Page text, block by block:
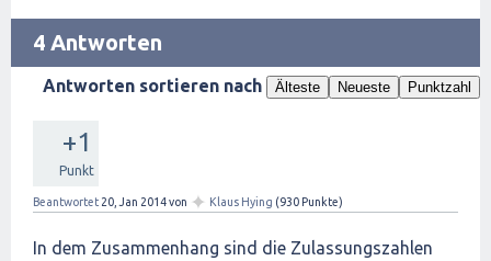
4 Antworten
Antworten sortieren nach Älteste Neueste Punktzahl
+1
Punkt
Beantwortet 20, Jan 2014von ✦ Klaus Hying (930 Punkte)
In dem Zusammenhang sind die Zulassungszahlen